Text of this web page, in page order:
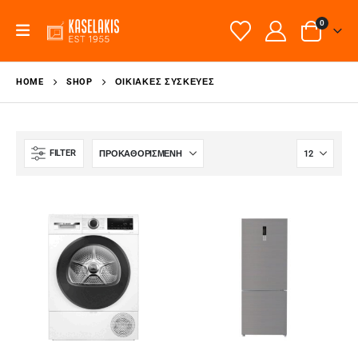
0
HOME SHOP ΟΙΚΙΑΚΈΣ ΣΥΣΚΕΥΈΣ
FILTER